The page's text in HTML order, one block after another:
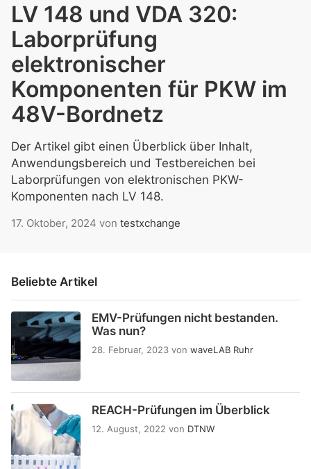
LV 148 und VDA 320:
Laborprüfung
elektronischer
Komponenten für PKW im
48V-Bordnetz
Der Artikel gibt einen Überblick über Inhalt,
Anwendungsbereich und Testbereichen bei
Laborprüfungen von elektronischen PKW-
Komponenten nach LV 148.
17. Oktober, 2024 von testxchange
Beliebte Artikel
EMV-Prüfungen nicht bestanden.
Was nun?
28. Februar, 2023 von waveLAB Ruhr
REACH-Prüfungen im Überblick
12. August, 2022 von DTNW